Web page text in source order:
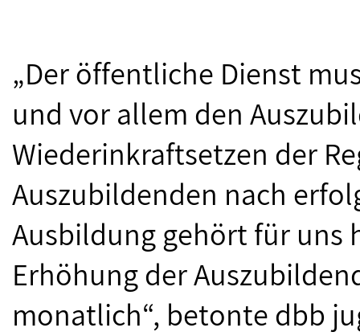
„Der öffentliche Dienst
und vor allem den
Wiederinkraftsetzen der
Auszubildenden nach
Ausbildung gehört für uns
Erhöhung der
monatlich“, betonte dbb